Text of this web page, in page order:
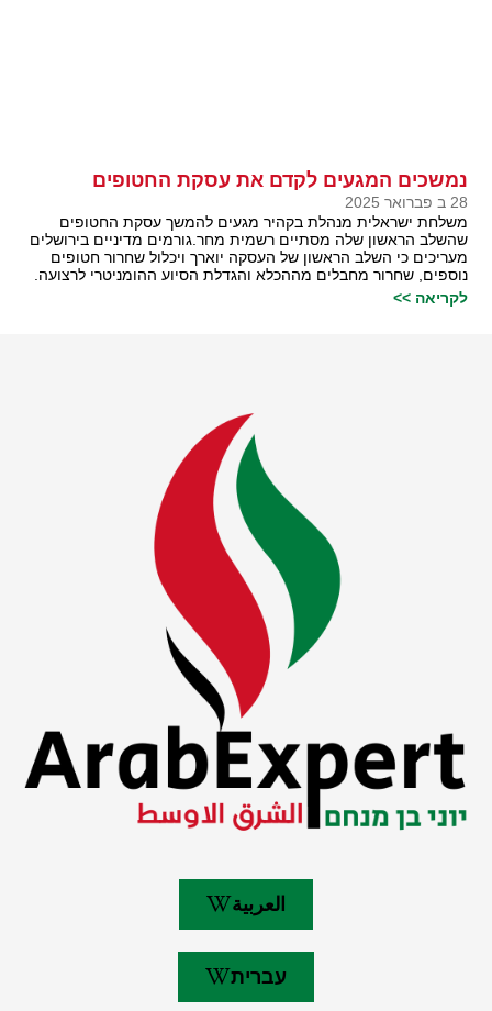
נמשכים המגעים לקדם את עסקת החטופים
28 ב פברואר 2025
משלחת ישראלית מנהלת בקהיר מגעים להמשך עסקת החטופים
שהשלב הראשון שלה מסתיים רשמית מחר.גורמים מדיניים בירושלים
מעריכים כי השלב הראשון של העסקה יוארך ויכלול שחרור חטופים
נוספים, שחרור מחבלים מההכלא והגדלת הסיוע ההומניטרי לרצועה.
לקריאה >>
العربية
עברית